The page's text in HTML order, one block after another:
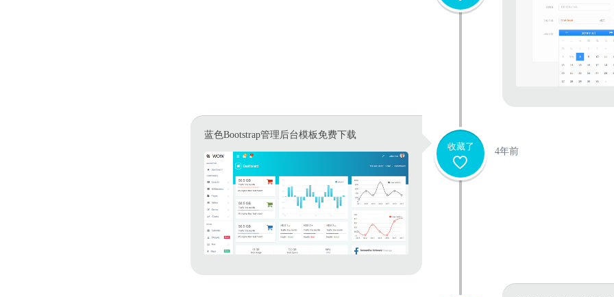
4年前
收藏了
蓝色Bootstrap管理后台模板免费下载